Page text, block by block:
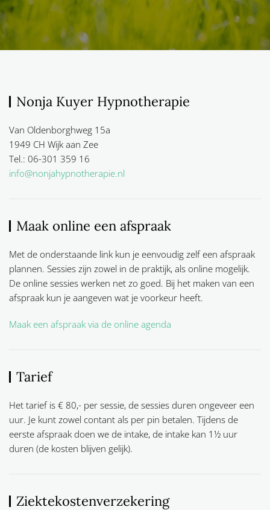
Nonja Kuyer Hypnotherapie
Van Oldenborghweg 15a
1949 CH Wijk aan Zee
Tel.: 06-301 359 16
info@nonjahypnotherapie.nl
Maak online een afspraak
Met de onderstaande link kun je eenvoudig zelf een afspraak
plannen. Sessies zijn zowel in de praktijk, als online mogelijk.
De online sessies werken net zo goed. Bij het maken van een
afspraak kun je aangeven wat je voorkeur heeft.
Maak een afspraak via de online agenda
Tarief
Het tarief is € 80,- per sessie, de sessies duren ongeveer een
uur. Je kunt zowel contant als per pin betalen. Tijdens de
eerste afspraak doen we de intake, de intake kan 1½ uur
duren (de kosten blijven gelijk).
Ziektekostenverzekering